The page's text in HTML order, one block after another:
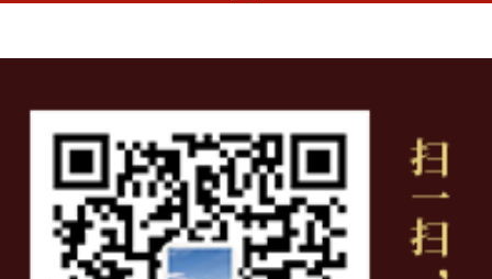
如脆性材料不易把环链作的太细，韧
条、起股、掐节、活环、脱环、修整
几个步聚。鉴赏环链作品要仔细检查
环与环是否大小一致...